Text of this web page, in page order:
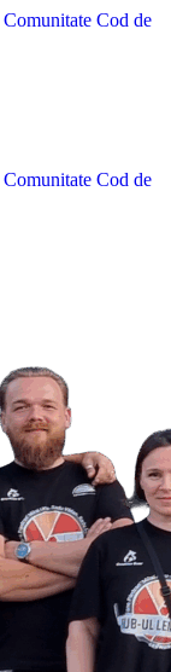
Comunitate Cod de
Comunitate Cod de